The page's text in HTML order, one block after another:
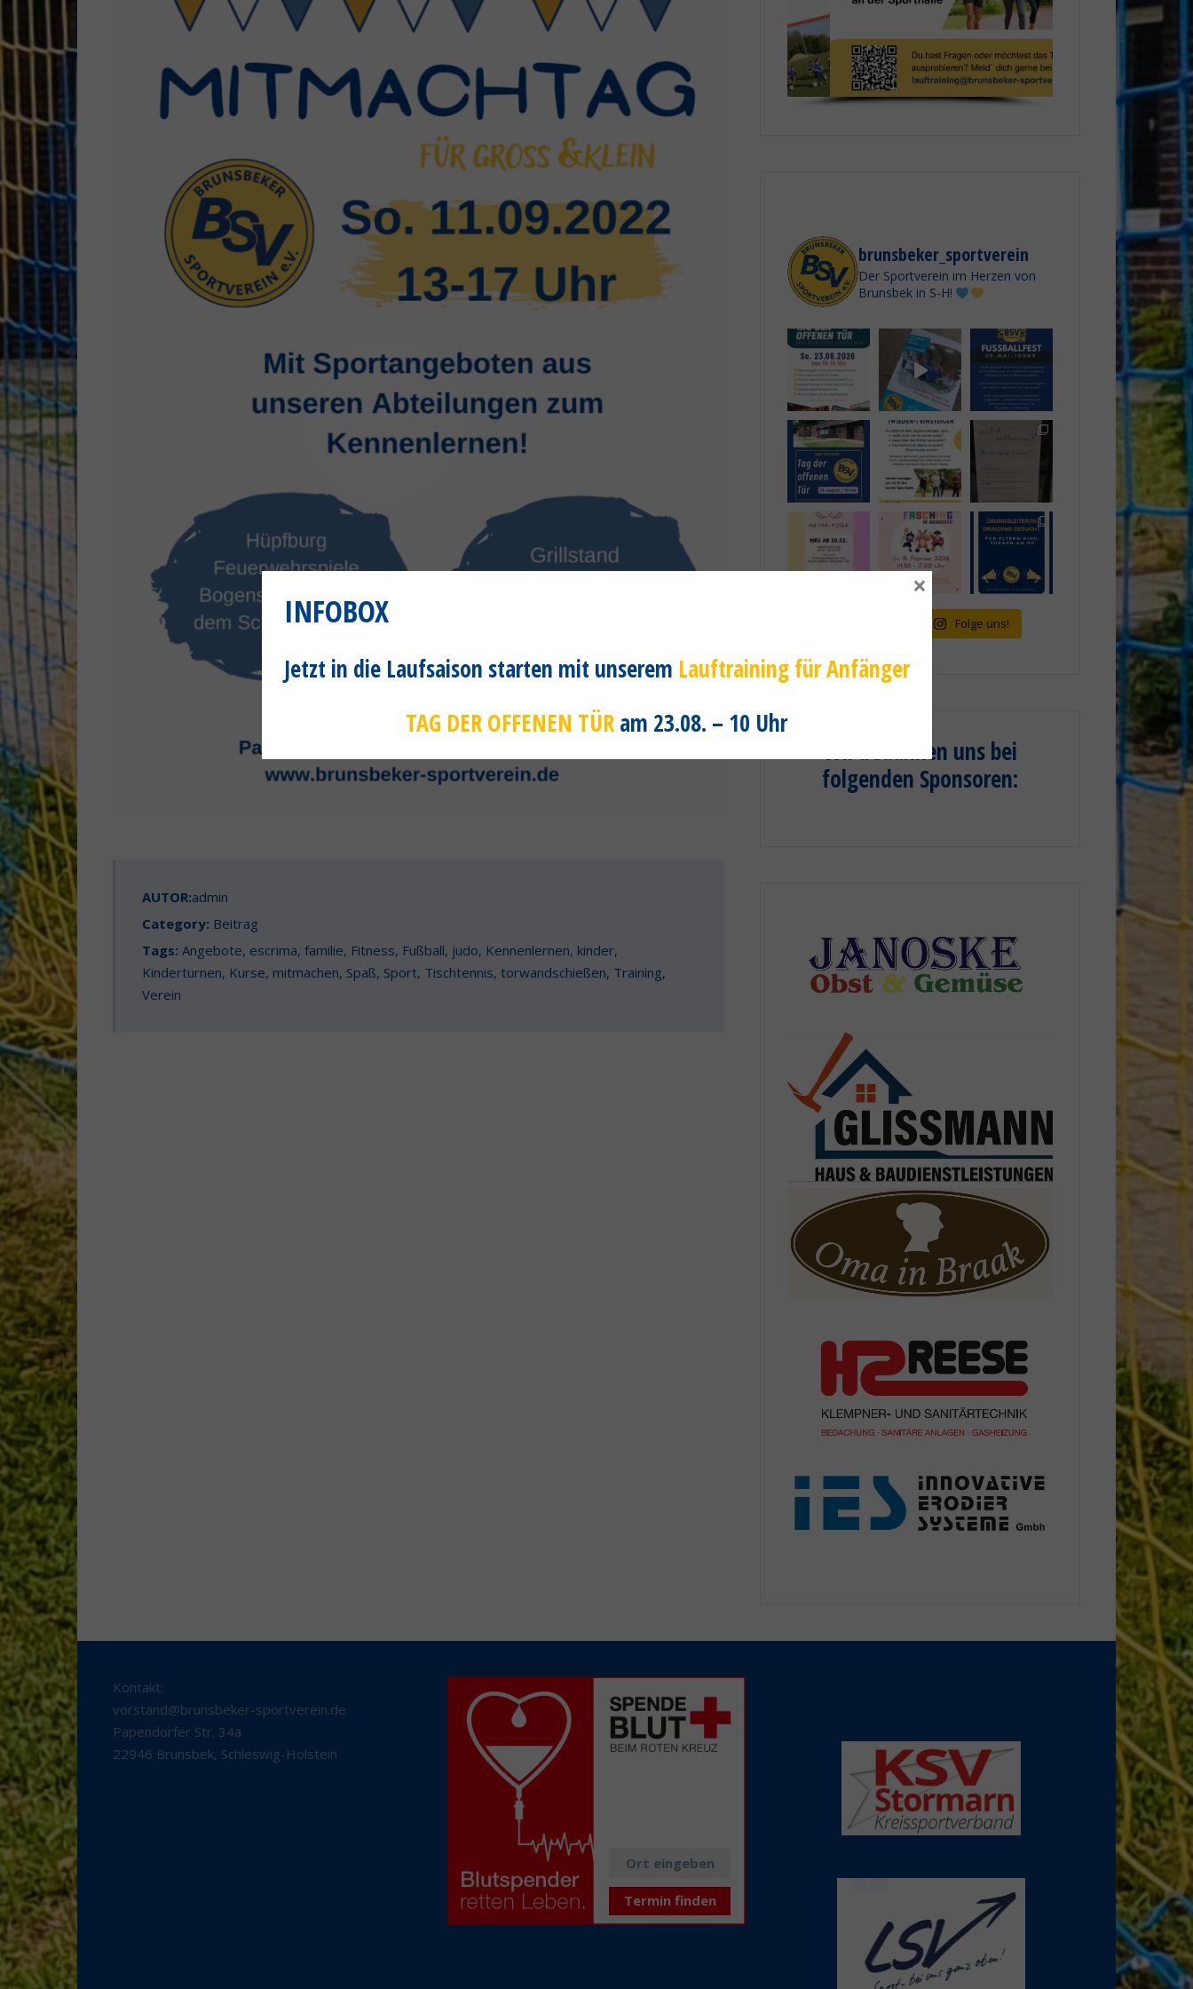
AUTOR:admin
Category: Beitrag
Tags: Angebote, escrima, familie, Fitness, Fußball, judo, Kennenlernen, kinder,
Kinderturnen, Kurse, mitmachen, Spaß, Sport, Tischtennis, torwandschießen, Training,
Verein
brunsbeker_sportverein
Der Sportverein im Herzen von
Brunsbek in S-H!
Folge uns!
Wir bedanken uns bei
folgenden Sponsoren:
Kontakt:
vorstand@brunsbeker-sportverein.de
Papendorfer Str. 34a
22946 Brunsbek, Schleswig-Holstein
INFOBOX
Jetzt in die Laufsaison starten mit unserem Lauftraining für Anfänger
TAG DER OFFENEN TÜRam 23.08. – 10 Uhr
×